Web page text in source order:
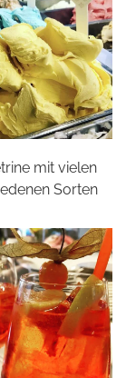
mit vielen
Sorten